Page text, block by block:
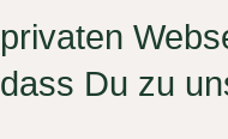
privaten
dass Du zu